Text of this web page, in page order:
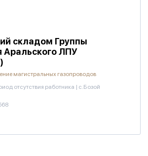
складом Группы
Аральского ЛПУ
магистральных газопроводов
отсутствия работника | с.Бозой